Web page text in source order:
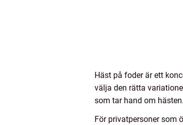
Häst på foder är ett
välja den rätta
som tar hand om hästen.
För privatpersoner som